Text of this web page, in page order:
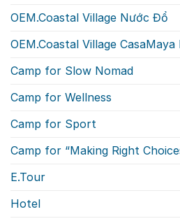
OEM.Coastal Village Nước Đổ
OEM.Coastal Village CasaMaya
Camp for Slow Nomad
Camp for Wellness
Camp for Sport
Camp for “Making Right
E.Tour
Hotel